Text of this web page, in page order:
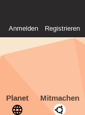
Anmelden Registrieren
Planet Mitmachen